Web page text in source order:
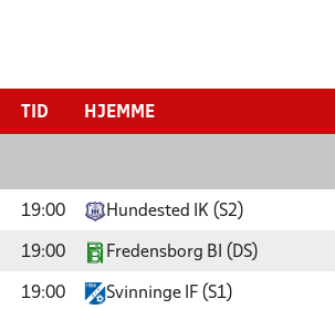
TID HJEMME
19:00 Hundested IK (S2)
19:00 Fredensborg BI (DS)
19:00 Svinninge IF (S1)